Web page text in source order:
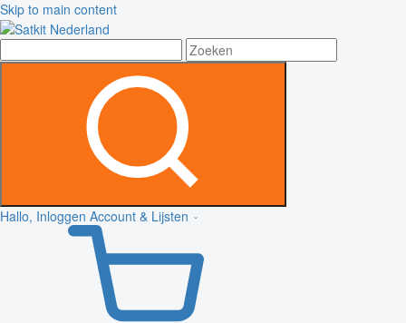
Skip to main content
Hallo, Inloggen Account & Lijsten